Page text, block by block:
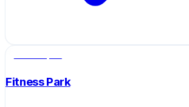
Fitness Park